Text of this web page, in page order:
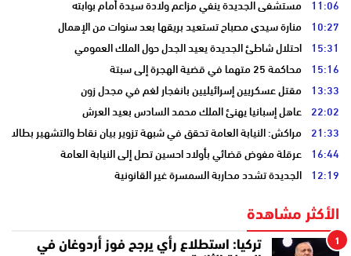
11:06 مستشفى الجديدة ينفي مزاعم ولادة سيدة أمام بوابته
10:27 منارة سيدي مصباح تستعيد بريقها بعد سنوات من الإهمال
15:31 احتلال شاطئ الجديدة يعيد الجدل حول الملك العمومي
15:16 محاكمة 25 متهما في قضية الهجرة إلى سبتة
13:33 مقتل عسكريين إسرائيليين بانفجار لغم في مجدل زون
22:02 عاهل إسبانيا يهنئ الملك محمد السادس بعيد العرش
21:33 مراكش: النيابة العامة تحقق في شبهة تزوير بيان نقاط والتشهير بطالب
16:44 عرقلة مفوض قضائي بأولاد احسين تصل إلى النيابة العامة
12:19 الجديدة تشدد محاربة السمسرة غير القانونية
الأكثر مشاهدة
1
تركيا: استطلاع رأي يرجح فوز أردوغان في